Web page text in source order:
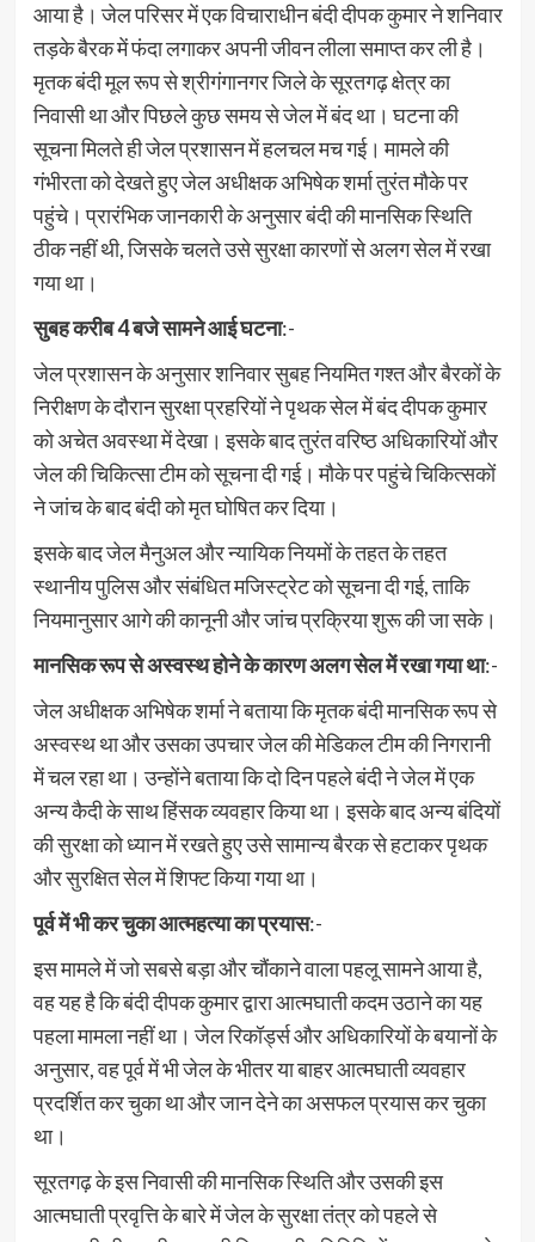
आया है। जेल परिसर में एक विचाराधीन बंदी दीपक कुमार ने शनिवार
तड़के बैरक में फंदा लगाकर अपनी जीवन लीला समाप्त कर ली है।
मृतक बंदी मूल रूप से श्रीगंगानगर जिले के सूरतगढ़ क्षेत्र का
निवासी था और पिछले कुछ समय से जेल में बंद था। घटना की
सूचना मिलते ही जेल प्रशासन में हलचल मच गई। मामले की
गंभीरता को देखते हुए जेल अधीक्षक अभिषेक शर्मा तुरंत मौके पर
पहुंचे। प्रारंभिक जानकारी के अनुसार बंदी की मानसिक स्थिति
ठीक नहीं थी, जिसके चलते उसे सुरक्षा कारणों से अलग सेल में रखा
गया था।
सुबह करीब 4 बजे सामने आई घटना:-
जेल प्रशासन के अनुसार शनिवार सुबह नियमित गश्त और बैरकों के
निरीक्षण के दौरान सुरक्षा प्रहरियों ने पृथक सेल में बंद दीपक कुमार
को अचेत अवस्था में देखा। इसके बाद तुरंत वरिष्ठ अधिकारियों और
जेल की चिकित्सा टीम को सूचना दी गई। मौके पर पहुंचे चिकित्सकों
ने जांच के बाद बंदी को मृत घोषित कर दिया।
इसके बाद जेल मैनुअल और न्यायिक नियमों के तहत के तहत
स्थानीय पुलिस और संबंधित मजिस्ट्रेट को सूचना दी गई, ताकि
नियमानुसार आगे की कानूनी और जांच प्रक्रिया शुरू की जा सके।
मानसिक रूप से अस्वस्थ होने के कारण अलग सेल में रखा गया था:-
जेल अधीक्षक अभिषेक शर्मा ने बताया कि मृतक बंदी मानसिक रूप से
अस्वस्थ था और उसका उपचार जेल की मेडिकल टीम की निगरानी
में चल रहा था। उन्होंने बताया कि दो दिन पहले बंदी ने जेल में एक
अन्य कैदी के साथ हिंसक व्यवहार किया था। इसके बाद अन्य बंदियों
की सुरक्षा को ध्यान में रखते हुए उसे सामान्य बैरक से हटाकर पृथक
और सुरक्षित सेल में शिफ्ट किया गया था।
पूर्व में भी कर चुका आत्महत्या का प्रयास:-
इस मामले में जो सबसे बड़ा और चौंकाने वाला पहलू सामने आया है,
वह यह है कि बंदी दीपक कुमार द्वारा आत्मघाती कदम उठाने का यह
पहला मामला नहीं था। जेल रिकॉर्ड्स और अधिकारियों के बयानों के
अनुसार, वह पूर्व में भी जेल के भीतर या बाहर आत्मघाती व्यवहार
प्रदर्शित कर चुका था और जान देने का असफल प्रयास कर चुका
था।
सूरतगढ़ के इस निवासी की मानसिक स्थिति और उसकी इस
आत्मघाती प्रवृत्ति के बारे में जेल के सुरक्षा तंत्र को पहले से